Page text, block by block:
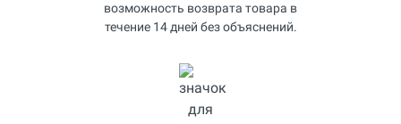
возможность возврата товара в
течение 14 дней без объяснений.